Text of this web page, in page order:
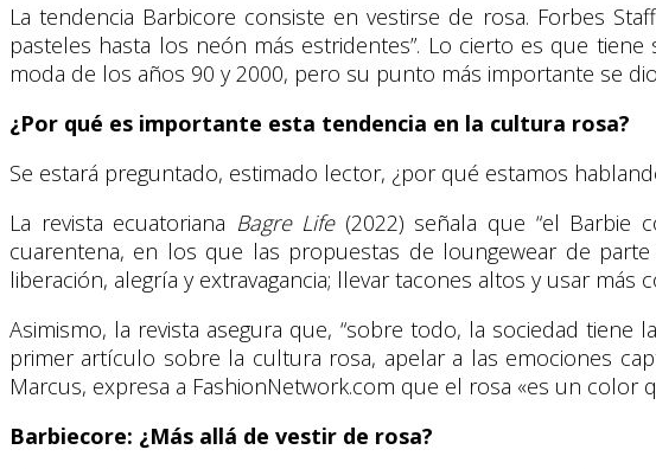
La tendencia Barbicore consiste en vestirse de rosa. Forbes
pasteles hasta los neón más estridentes”. Lo cierto es que
moda de los años 90 y 2000, pero su punto más importante se
¿Por qué es importante esta tendencia en la cultura rosa?
Se estará preguntado, estimado lector, ¿por qué estamos
La revista ecuatoriana Bagre Life(2022) señala que “el Barbie
cuarentena, en los que las propuestas de loungewear de
liberación, alegría y extravagancia; llevar tacones altos y usar
Asimismo, la revista asegura que, “sobre todo, la sociedad
primer artículo sobre la cultura rosa, apelar a las emociones
Marcus, expresa a FashionNetwork.com que el rosa «es un color
Barbiecore: ¿Más allá de vestir de rosa?